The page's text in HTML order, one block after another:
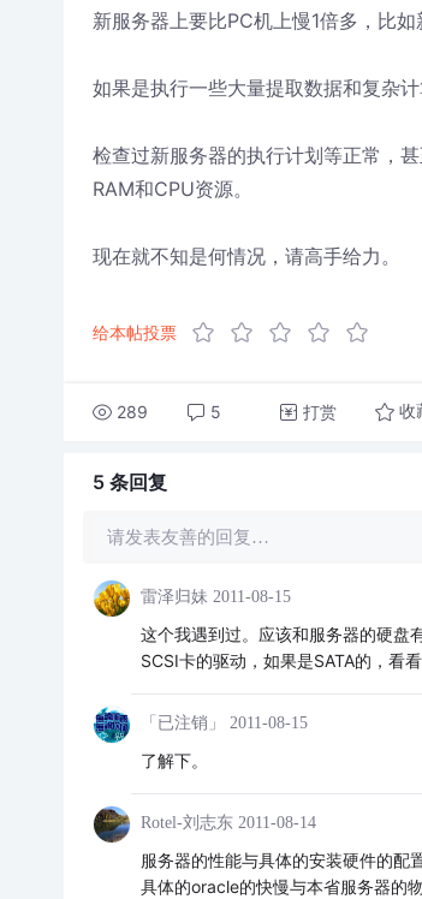
新服务器上要比PC机上慢1倍多，比
如果是执行一些大量提取数据和复杂计
检查过新服务器的执行计划等正常，
RAM和CPU资源。
现在就不知是何情况，请高手给力。
给本帖投票
289 5 打赏 收
5 条回复
请发表友善的回复…
雷泽归妹 2011-08-15
这个我遇到过。应该和服务器的硬盘
SCSI卡的驱动，如果是SATA的，看
「已注销」 2011-08-15
了解下。
Rotel-刘志东 2011-08-14
服务器的性能与具体的安装硬件的配
具体的oracle的快慢与本省服务器的